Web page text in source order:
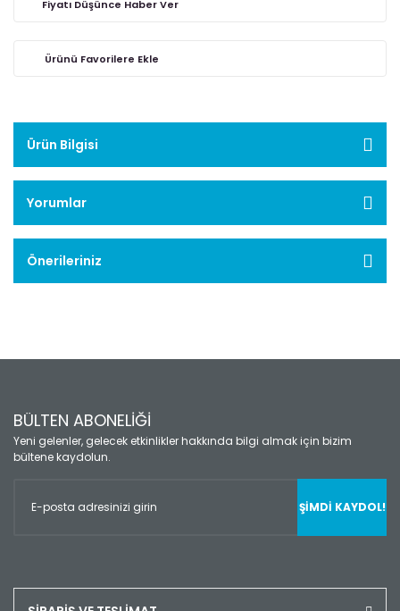
Fiyatı Düşünce Haber Ver
Ürün Bilgisi
Yorumlar
Önerileriniz
BÜLTEN ABONELİĞİ
Yeni gelenler, gelecek etkinlikler hakkında bilgi almak için bizim
bültene kaydolun.
ŞİMDİ KAYDOL!